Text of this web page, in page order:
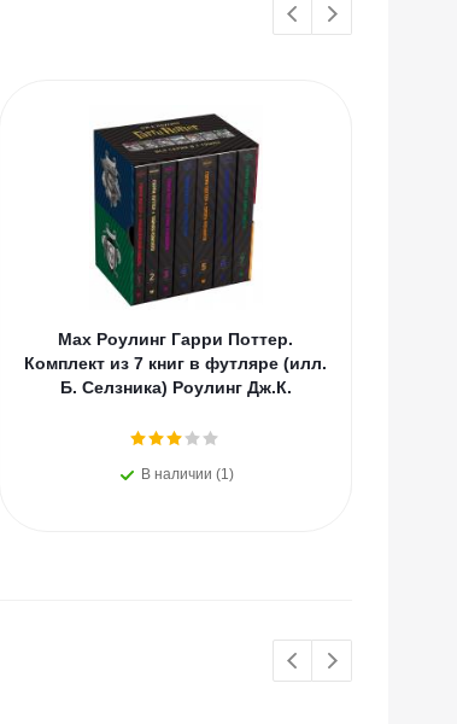
Мах Роулинг Гарри Поттер.
Комплект из 7 книг в футляре (илл.
Б. Селзника) Роулинг Дж.К.
В наличии (1)